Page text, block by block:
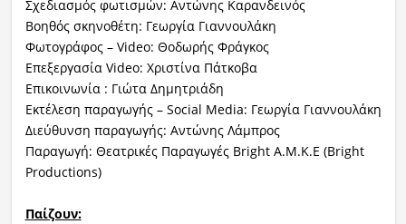
Σχεδιασμός φωτισμών: Αντώνης Καρανδεινός
Βοηθός σκηνοθέτη: Γεωργία Γιαννουλάκη
Φωτογράφος – Video: Θοδωρής Φράγκος
Επεξεργασία Video: Χριστίνα Πάτκοβα
Επικοινωνία : Γιώτα Δημητριάδη
Εκτέλεση παραγωγής – Social Media: Γεωργία Γιαννουλάκη
Διεύθυνση παραγωγής: Αντώνης Λάμπρος
Παραγωγή: Θεατρικές Παραγωγές Bright Α.Μ.Κ.Ε (Bright
Productions)
Παίζουν: